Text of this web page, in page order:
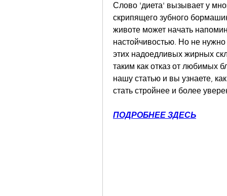
Слово 'диета' вызывает у
скрипящего зубного
животе может начать
настойчивостью. Но не
этих надоедливых жирных
таким как отказ от любимых
нашу статью и вы узнаете,
стать стройнее и более
ПОДРОБНЕЕ ЗДЕСЬ